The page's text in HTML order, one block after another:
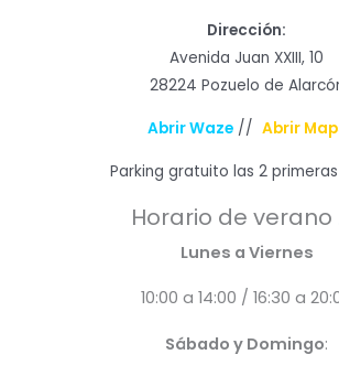
Dirección:
Avenida Juan XXIII, 10
28224 Pozuelo de
Abrir Waze// Abrir
Parking gratuito las 2
Horario de verano
Lunes a Viernes
10:00 a 14:00 / 16:30 a
Sábado y Domingo: